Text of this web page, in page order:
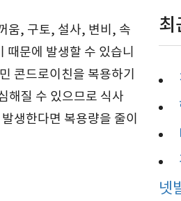
움, 구토, 설사, 변비, 속
문에 발생할 수 있습니
콘드로이친을 복용하기
해질 수 있으므로 식사
생한다면 복용량을 줄이
최
넷